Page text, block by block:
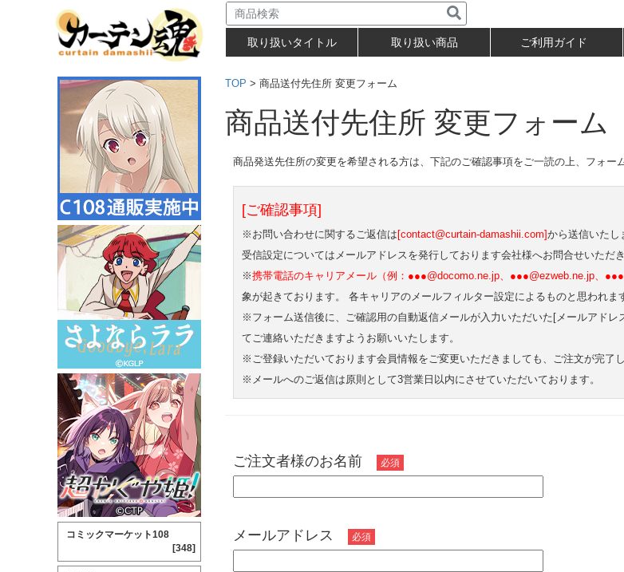
取り扱いタイトル 取り扱い商品 ご利用ガイド
TOP > 商品送付先住所 変更フォーム
商品送付先住所 変更フォーム
商品発送先住所の変更を希望される方は、下記のご確認事項をご一読の上、フォー
[ご確認事項]
※お問い合わせに関するご返信は [contact@curtain-damashii.com]から送信いたし
受信設定についてはメールアドレスを発行しております会社様へお問合せいただ
※携帯電話のキャリアメール（例：●●●@docomo.ne.jp、●●●@ezweb.ne.jp、
象が起きております。 各キャリアのメールフィルター設定によるものと思われま
※フォーム送信後に、ご確認用の自動返信メールが入力いただいた[メールアド
てご連絡いただきますようお願いいたします。
※ご登録いただいております会員情報をご変更いただきましても、ご注文が完了
※メールへのご返信は原則として3営業日以内にさせていただいております。
ご注文者様のお名前 必須
メールアドレス 必須
コミックマーケット108
[348]